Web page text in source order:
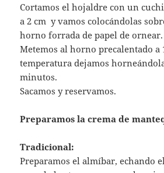
Cortamos el hojaldre con un
a 2 cm y vamos colocándolas
horno forrada de papel de ornear.
Metemos al horno precalentado a
temperatura dejamos
minutos.
Sacamos y reservamos.
Preparamos la crema de
Tradicional:
Preparamos el almíbar, echando